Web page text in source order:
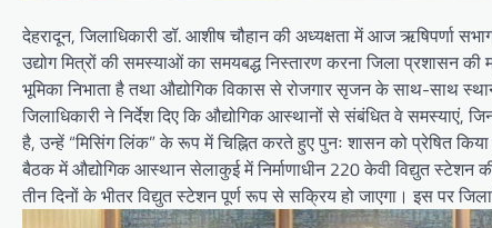
देहरादून, जिलाधिकारी डॉ. आशीष चौहान की अध्यक्षता में आज ऋषिपर्णा
उद्योग मित्रों की समस्याओं का समयबद्ध निस्तारण करना जिला प्रशासन
भूमिका निभाता है तथा औद्योगिक विकास से रोजगार सृजन के साथ-साथ
जिलाधिकारी ने निर्देश दिए कि औद्योगिक आस्थानों से संबंधित वे
है, उन्हें “मिसिंग लिंक” के रूप में चिह्नित करते हुए पुनः शासन को प्रेषित
बैठक में औद्योगिक आस्थान सेलाकुई में निर्माणाधीन 220 केवी विद्युत स्टेशन
तीन दिनों के भीतर विद्युत स्टेशन पूर्ण रूप से सक्रिय हो जाएगा। इस पर